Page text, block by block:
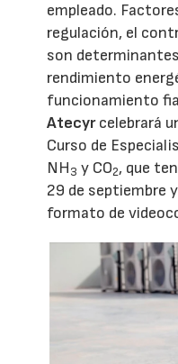
empleado.
regulación, el
son
rendimiento
funcionamiento
Atecyrcelebrará
Curso de
NH3 y CO2, que
29 de septiembre
formato de